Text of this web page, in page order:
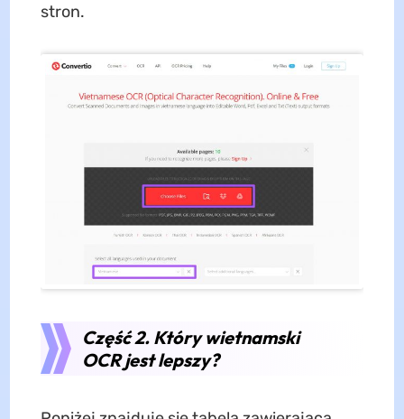
stron.
Część 2. Który wietnamski
OCR jest lepszy?